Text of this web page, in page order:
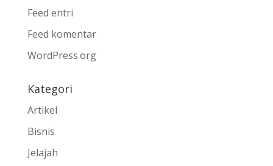
Feed entri
Feed komentar
WordPress.org
Kategori
Artikel
Bisnis
Jelajah